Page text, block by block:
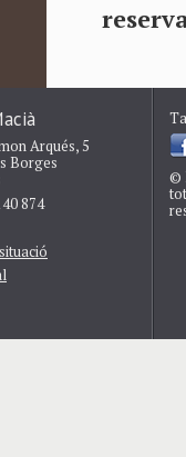
Arqués, 5
Borges
874
©